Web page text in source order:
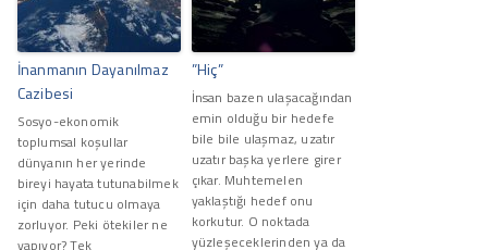
İnanmanın Dayanılmaz
Cazibesi
Sosyo-ekonomik
toplumsal koşullar
dünyanın her yerinde
bireyi hayata tutunabilmek
için daha tutucu olmaya
zorluyor. Peki ötekiler ne
yapıyor? Tek
”Hiç”
İnsan bazen ulaşacağından
emin olduğu bir hedefe
bile bile ulaşmaz, uzatır
uzatır başka yerlere girer
çıkar. Muhtemelen
yaklaştığı hedef onu
korkutur. O noktada
yüzleşeceklerinden ya da